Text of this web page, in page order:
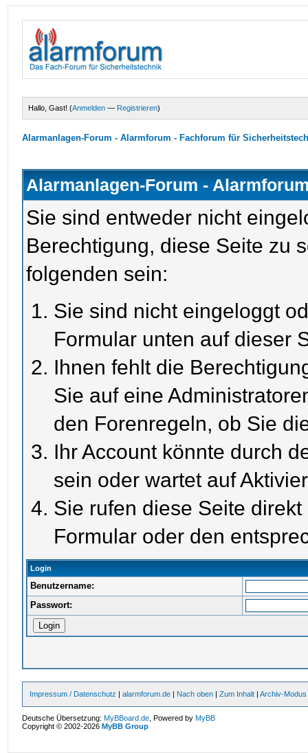
Hallo, Gast! (Anmelden — Registrieren)
Alarmanlagen-Forum - Alarmforum - Fachforum für
Alarmanlagen-Forum -
Sie sind entweder nicht
Berechtigung, diese Seite zu
folgenden sein:
Sie sind nicht eingeloggt
Formular unten auf dieser
Ihnen fehlt die
Sie auf eine
den Forenregeln, ob Sie
Ihr Account könnte durch
sein oder wartet auf
Sie rufen diese Seite
Formular oder den
Login
Benutzername:
Passwort:
Impressum / Datenschutz |alarmforum.de | Nach oben |Zum Inhalt |Archiv-Modus
Deutsche Übersetzung:MyBBoard.de , Powered byMyBB
Copyright © 2002-2026MyBB Group